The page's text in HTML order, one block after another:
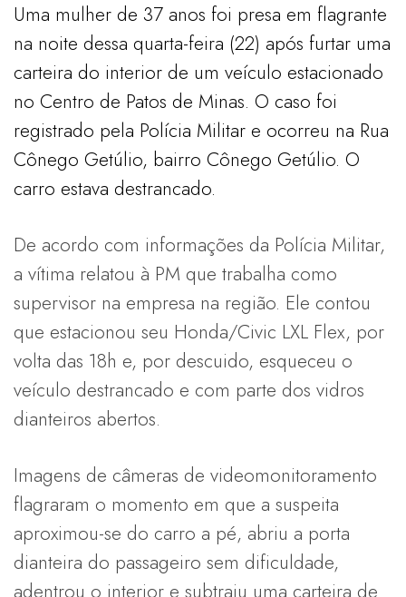
Uma mulher de 37 anos foi presa em flagrante
na noite dessa quarta-feira (22) após furtar uma
carteira do interior de um veículo estacionado
no Centro de Patos de Minas. O caso foi
registrado pela Polícia Militar e ocorreu na Rua
Cônego Getúlio, bairro Cônego Getúlio. O
carro estava destrancado.
De acordo com informações da Polícia Militar,
a vítima relatou à PM que trabalha como
supervisor na empresa na região. Ele contou
que estacionou seu Honda/Civic LXL Flex, por
volta das 18h e, por descuido, esqueceu o
veículo destrancado e com parte dos vidros
dianteiros abertos.
Imagens de câmeras de videomonitoramento
flagraram o momento em que a suspeita
aproximou-se do carro a pé, abriu a porta
dianteira do passageiro sem dificuldade,